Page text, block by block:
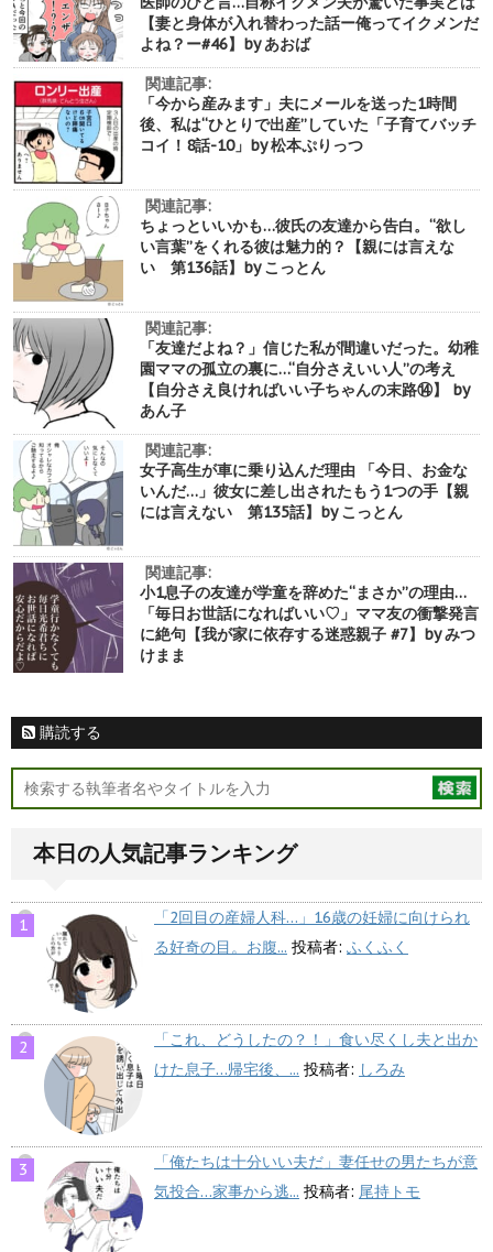
【妻と身体が入れ替わった話ー俺ってイクメンだ
よね？ー#46】by あおば
関連記事:
「今から産みます」夫にメールを送った1時間
後、私は“ひとりで出産”していた「子育てバッチ
コイ！8話-10」by 松本ぷりっつ
関連記事:
ちょっといいかも…彼氏の友達から告白。“欲し
い言葉”をくれる彼は魅力的？【親には言えな
い 第136話】by こっとん
関連記事:
「友達だよね？」信じた私が間違いだった。幼稚
園ママの孤立の裏に…“自分さえいい人”の考え
【自分さえ良ければいい子ちゃんの末路⑭】 by
あん子
関連記事:
女子高生が車に乗り込んだ理由 「今日、お金な
いんだ…」彼女に差し出されたもう1つの手【親
には言えない 第135話】by こっとん
関連記事:
小1息子の友達が学童を辞めた“まさか”の理由…
「毎日お世話になればいい♡」ママ友の衝撃発言
に絶句【我が家に依存する迷惑親子 #7】by みつ
けまま
購読する
本日の人気記事ランキング
「2回目の産婦人科…」16歳の妊婦に向けられ
る好奇の目。お腹... 投稿者: ふくふく
「これ、どうしたの？！」食い尽くし夫と出か
けた息子…帰宅後、... 投稿者: しろみ
「俺たちは十分いい夫だ」妻任せの男たちが意
気投合…家事から逃... 投稿者: 尾持トモ